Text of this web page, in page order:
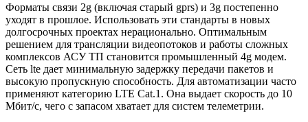
Форматы связи 2g (включая старый gprs) и 3g постепенно
уходят в прошлое. Использовать эти стандарты в новых
долгосрочных проектах нерационально. Оптимальным
решением для трансляции видеопотоков и работы сложных
комплексов АСУ ТП становится промышленный 4g модем.
Сеть lte дает минимальную задержку передачи пакетов и
высокую пропускную способность. Для автоматизации часто
применяют категорию LTE Cat.1. Она выдает скорость до 10
Мбит/с, чего с запасом хватает для систем телеметрии.